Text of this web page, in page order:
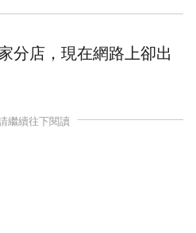
分店，現在網路上卻出
繼續往下閱讀